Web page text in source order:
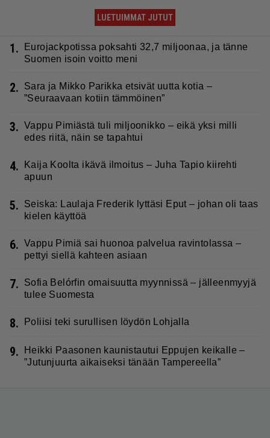
LUETUIMMAT JUTUT
1.
Eurojackpotissa poksahti 32,7 miljoonaa, ja tänne
Suomen isoin voitto meni
2.
Sara ja Mikko Parikka etsivät uutta kotia –
”Seuraavaan kotiin tämmöinen”
3. Vappu Pimiästä tuli miljoonikko – eikä yksi milli
edes riitä, näin se tapahtui
4.
Kaija Koolta ikävä ilmoitus – Juha Tapio kiirehti
apuun
5.
Seiska: Laulaja Frederik lyttäsi Eput – johan oli taas
kielen käyttöä
6. Vappu Pimiä sai huonoa palvelua ravintolassa –
pettyi siellä kahteen asiaan
7.
Sofia Belórfin omaisuutta myynnissä – jälleenmyyjä
tulee Suomesta
8. Poliisi teki surullisen löydön Lohjalla
9.
Heikki Paasonen kaunistautui Eppujen keikalle –
”Jutunjuurta aikaiseksi tänään Tampereella”